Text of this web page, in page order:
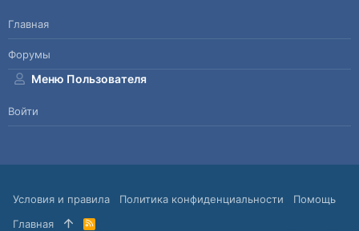
Главная
Форумы
Меню Пользователя
Войти
Условия и правила Политика конфиденциальности
Помощь
Главная
R